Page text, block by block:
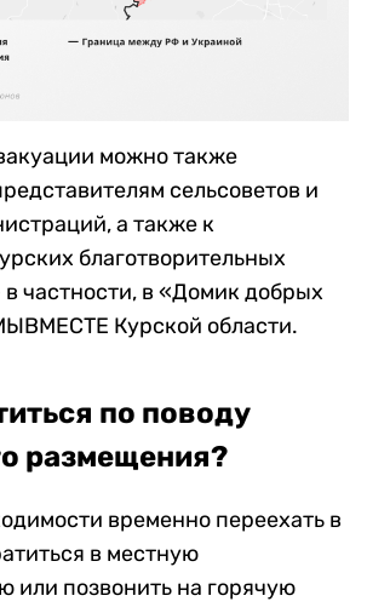
можно также
сельсоветов и
а также к
благотворительных
частности, в «Домик добрых
Курской области.
по поводу
размещения?
временно переехать в
в местную
или позвонить на горячую